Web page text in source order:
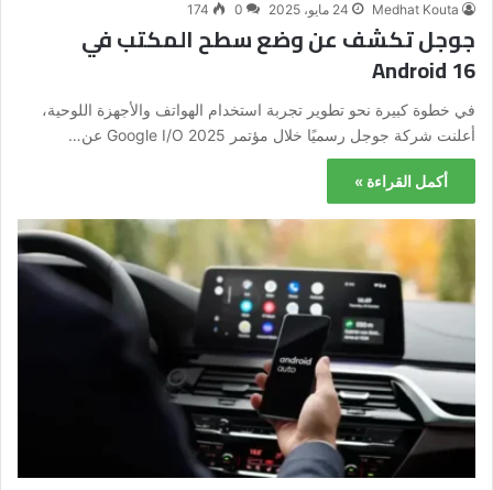
Medhat Kouta 24 مايو، 2025 0
174
جوجل تكشف عن وضع سطح المكتب في
Android 16
في خطوة كبيرة نحو تطوير تجربة استخدام الهواتف والأجهزة اللوحية،
أعلنت شركة جوجل رسميًا خلال مؤتمر Google I/O 2025 عن…
أكمل القراءة »